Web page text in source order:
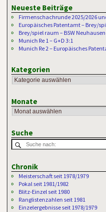
Neueste Beiträge
Firmenschachrunde 2025/2026
Europäisches Patentamt – Brey/
Brey/spiel raum – BSW Neuhausen
Munich Re 1 – G+D 3:1
Munich Re 2 – Europäisches
Kategorien
Monate
Suche
Chronik
Meisterschaft seit 1978/1979
Pokal seit 1981/1982
Blitz-Einzel seit 1980
Ranglistenzahlen seit 1981
Einzelergebnisse seit 1978/1979